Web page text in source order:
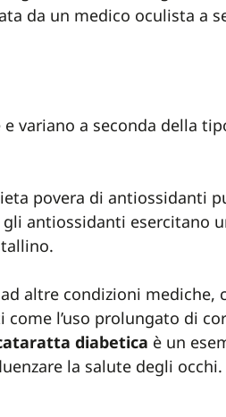
da un medico oculista a
variano a seconda della
povera di antiossidanti
antiossidanti esercitano
altre condizioni mediche,
l’uso prolungato di
diabetica è un
la salute degli occhi.